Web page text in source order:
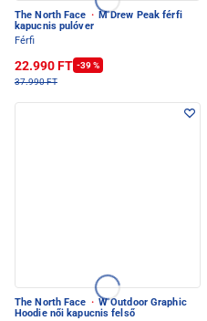
The North Face · M Drew Peak férfi
kapucnis pulóver
Férfi
22.990 FT -39 %
37.990 FT
The North Face · W Outdoor Graphic
Hoodie női kapucnis felső